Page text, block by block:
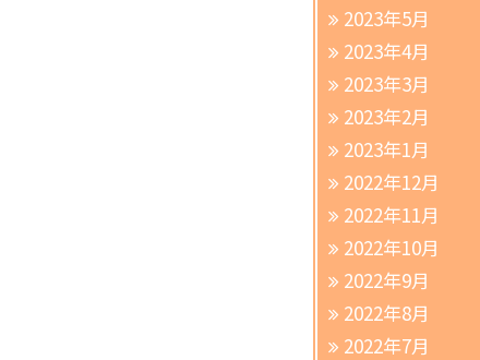
2023年5月
2023年4月
2023年3月
2023年2月
2023年1月
2022年12月
2022年11月
2022年10月
2022年9月
2022年8月
2022年7月